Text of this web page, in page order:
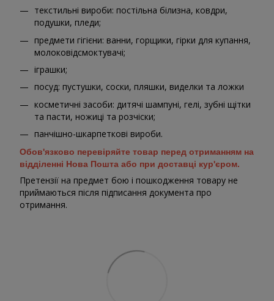
текстильні вироби: постільна білизна, ковдри,
подушки, пледи;
предмети гігієни: ванни, горщики, гірки для купання,
молоковідсмоктувачі;
іграшки;
посуд: пустушки, соски, пляшки, виделки та ложки
косметичні засоби: дитячі шампуні, гелі, зубні щітки
та пасти, ножиці та розчіски;
панчішно-шкарпеткові вироби.
Обов'язково перевіряйте товар перед отриманням на
відділенні Нова Пошта або при доставці кур'єром.
Претензії на предмет бою і пошкодження товару не
приймаються після підписання документа про
отримання.